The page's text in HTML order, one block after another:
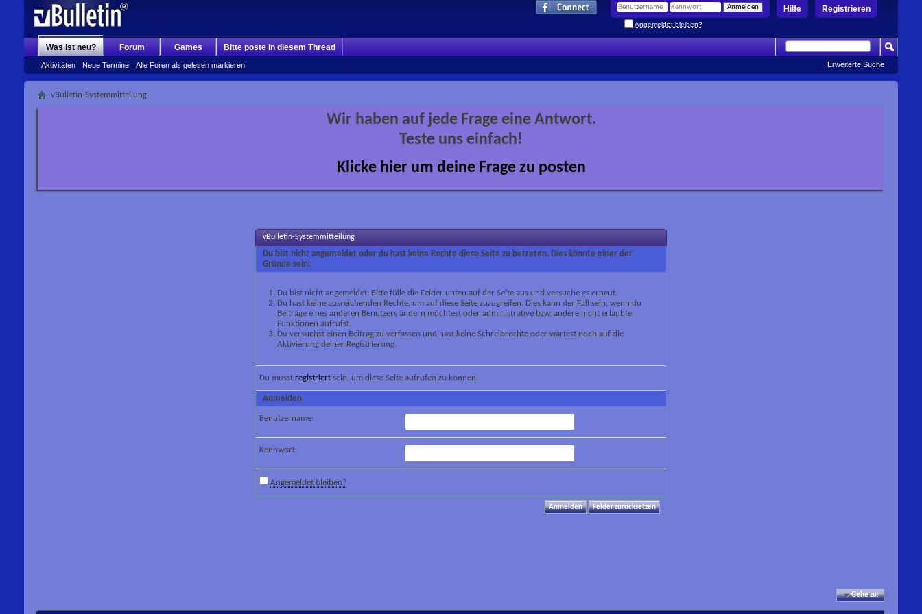
Registrieren
Hilfe
Angemeldet bleiben?
Was ist neu?
Aktivitäten Neue Termine Alle Foren als gelesen markieren
Forum Games Bitte poste in diesem Thread
Erweiterte Suche
vBulletin-Systemmitteilung
Wir haben auf jede Frage eine Antwort.
Teste uns einfach!
Klicke hier um deine Frage zu posten
vBulletin-Systemmitteilung
Du bist nicht angemeldet oder du hast keine Rechte diese Seite zu betreten. Dies könnte einer der
Gründe sein:
Du bist nicht angemeldet. Bitte fülle die Felder unten auf der Seite aus und versuche es erneut.
Du hast keine ausreichenden Rechte, um auf diese Seite zuzugreifen. Dies kann der Fall sein, wenn du
Beiträge eines anderen Benutzers ändern möchtest oder administrative bzw. andere nicht erlaubte
Funktionen aufrufst.
Du versuchst einen Beitrag zu verfassen und hast keine Schreibrechte oder wartest noch auf die
Aktivierung deiner Registrierung.
Du musst registriert sein, um diese Seite aufrufen zu können.
Anmelden
Benutzername:
Kennwort:
Angemeldet bleiben?
Gehe zu: